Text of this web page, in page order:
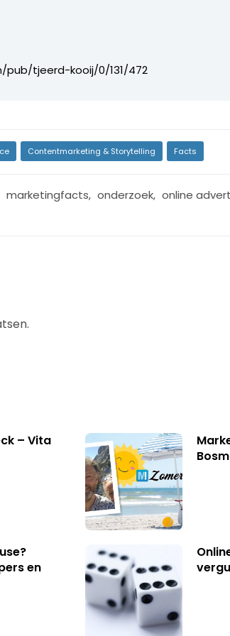
pub/tjeerd-kooij/0/131/472
Contentmarketing & Storytelling Facts
marketingfacts, onderzoek, online
– Vita
en